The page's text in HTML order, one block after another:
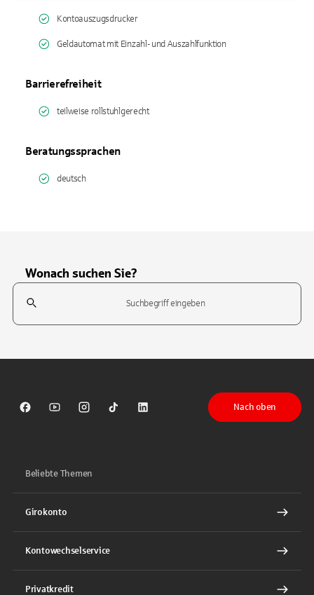
Kontoauszugsdrucker
Geldautomat mit Einzahl- und Auszahlfunktion
Barrierefreiheit
teilweise rollstuhlgerecht
Beratungssprachen
deutsch
Wonach suchen Sie?
Suchfeld
Sparkasse auf Facebook
Sparkasse auf Youtube
Sparkasse auf Instagram
Sparkasse auf TikTok
Sparkasse auf LinkedIn
Nach oben
Beliebte Themen
Girokonto
Kontowechselservice
Privatkredit